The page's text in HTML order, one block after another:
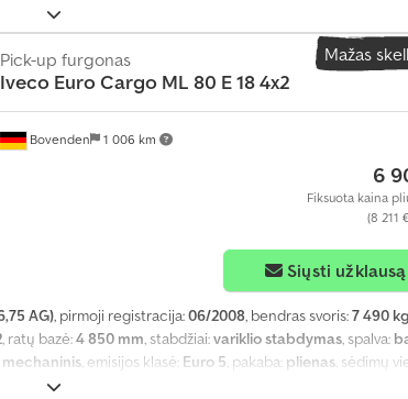
vietų skaičius:
valandos:90 h, statybinis aukštis:2 750 mm, Įranga:ABS,
, Mažas
Bovenden 1 006 km
Pick-up furgonas
Iveco Euro Cargo ML 80 E 18 4x2
6
Fiksuota kaina
(8 211
Siųsti užklausą
AG), pirmoji registracija:06/2008, bendras svoris:7 490 kg
, ratų bazė:4 850 mm, stabdžiai:variklio stabdymas, spalva:
mechaninis, emisijos klasė: Euro 5, pakaba: plienas, sėdimų
plotis:
u
n
e
i
1
4
r
k
i